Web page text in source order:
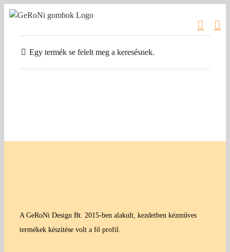
Kihagyás
Egy termék se felelt meg a keresésnek.
A GeRoNi Design Bt. 2015-ben alakult, kezdetben kézműves
termékek készítése volt a fő profil.